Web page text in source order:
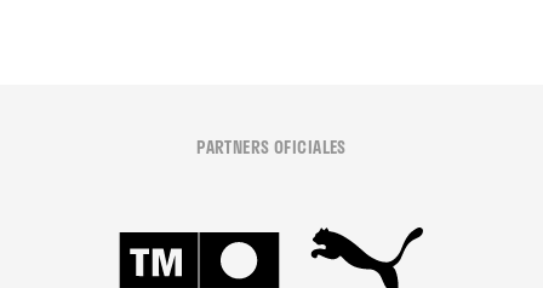
PARTNERS OFICIALES